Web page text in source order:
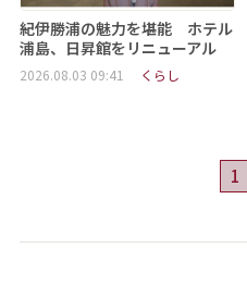
紀伊勝浦の魅力を堪能 ホテル
浦島、日昇館をリニューアル
2026.08.03 09:41 くらし
1